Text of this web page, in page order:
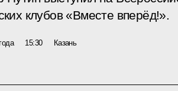
клубов «Вместе вперёд!».
15:30 Казань